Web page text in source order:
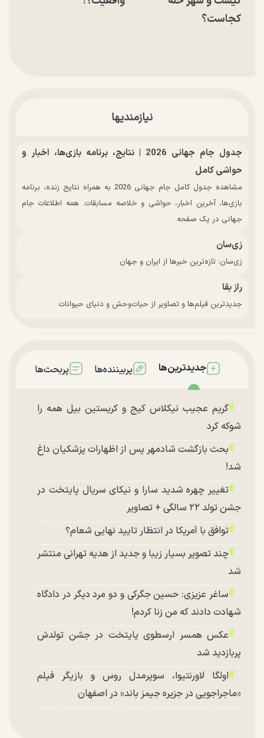
کجاست؟
نیازمندیها
جدول جام جهانی 2026 | نتایج، برنامه بازی‌ها، اخبار و
حواشی کامل
مشاهده جدول کامل جام جهانی 2026 به همراه نتایج زنده، برنامه
بازی‌ها، آخرین اخبار، حواشی و خلاصه مسابقات. همه اطلاعات جام
جهانی در یک صفحه.
زی‌سان
زی‌سان: تازه‌ترین خبرها از ایران و جهان
راز بقا
جدیدترین فیلم‌ها و تصاویر از حیات‌وحش و دنیای حیوانات
جدیدترین‌ها پربیننده‌ها پربحث‌ها
گریم عجیب نیکلاس کیج و کریستین بیل همه را
شوکه کرد
بحث بازگشت شادمهر پس از اظهارات پزشکیان داغ
شد!
تغییر چهره شدید سارا و نیکای سریال پایتخت در
جشن تولد ۲۲ سالگی + تصاویر
توافق با آمریکا در انتظار تایید نهایی شعام؟
چند تصویر بسیار زیبا و جدید از هدیه تهرانی منتشر
شد
ساغر عزیزی: حسین جگرکی و دو مرد دیگر در دادگاه
شهادت دادند که من زنا کردم!
عکس همسر ارسطوی پایتخت در جشن تولدش
پربازدید شد
اولگا لاورنتیوا، سوپرمدل روس و بازیگر فیلم
«ماجراجویی در جزیره جیمز باند» در اصفهان